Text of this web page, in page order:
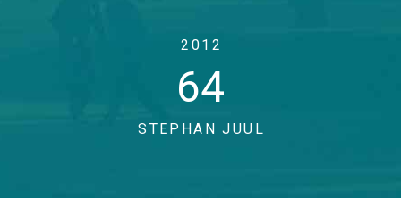
2012
64
STEPHAN JUUL